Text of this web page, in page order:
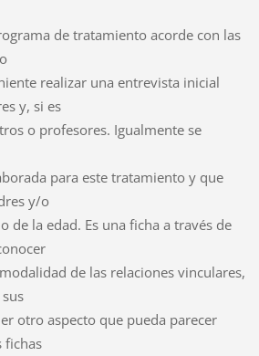
de tratamiento acorde con las
realizar una entrevista inicial
y, si es
o profesores. Igualmente se
para este tratamiento y que
y/o
de la edad. Es una ficha a través de
de las relaciones vinculares,
otro aspecto que pueda parecer
fichas